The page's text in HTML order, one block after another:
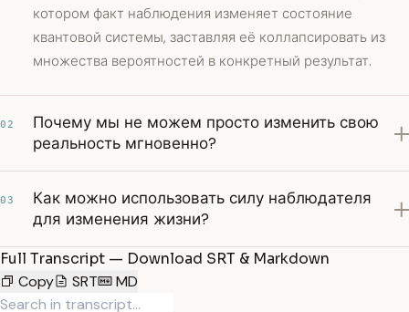
котором факт наблюдения изменяет состояние
квантовой системы, заставляя её коллапсировать из
множества вероятностей в конкретный результат.
02
Почему мы не можем просто изменить свою
реальность мгновенно?
03
Как можно использовать силу наблюдателя
для изменения жизни?
Full Transcript — Download SRT & Markdown
Copy
SRT MD